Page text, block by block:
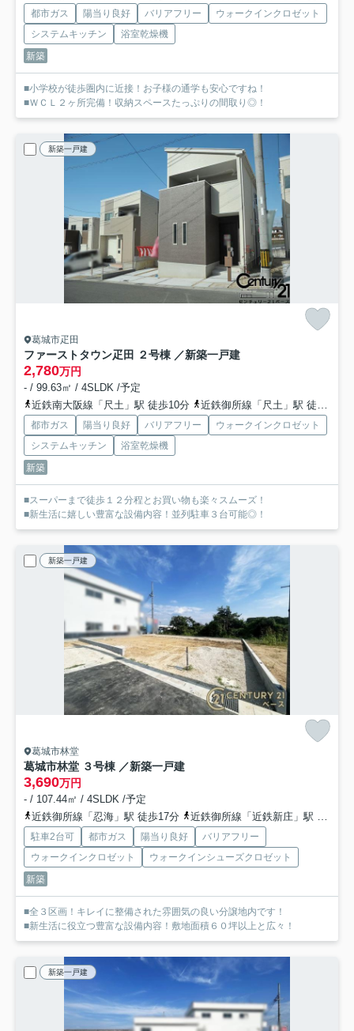
都市ガス 陽当り良好 バリアフリー
ウォークインクロゼット
システムキッチン
浴室乾燥機
新築
■小学校が徒歩圏内に近接！お子様の通学も安心ですね！
■ＷＣＬ２ヶ所完備！収納スペースたっぷりの間取り◎！
新築一戸建
葛城市疋田
ファーストタウン疋田 ２号棟 ／新築一戸建
2,780万円
- / 99.63㎡ / 4SLDK /予定
近鉄南大阪線「尺土」駅 徒歩10分
近鉄御所線「尺土」駅 徒歩10分
都市ガス 陽当り良好 バリアフリー
ウォークインクロゼット
システムキッチン
浴室乾燥機
新築
■スーパーまで徒歩１２分程とお買い物も楽々スムーズ！
■新生活に嬉しい豊富な設備内容！並列駐車３台可能◎！
新築一戸建
葛城市林堂
葛城市林堂 ３号棟 ／新築一戸建
3,690万円
- / 107.44㎡ / 4SLDK /予定
近鉄御所線「忍海」駅 徒歩17分
近鉄御所線「近鉄新庄」駅 徒歩21分
駐車2台可 都市ガス 陽当り良好
バリアフリー
ウォークインクロゼット
ウォークインシューズクロゼット
新築
■全３区画！キレイに整備された雰囲気の良い分譲地内です！
■新生活に役立つ豊富な設備内容！敷地面積６０坪以上と広々！
新築一戸建